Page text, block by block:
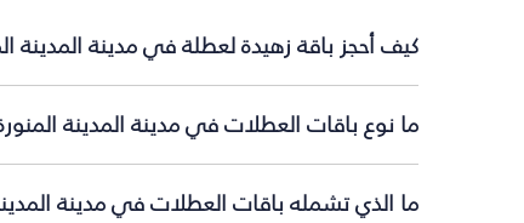
كيف أحجز باقة زهيدة لعطلة في مدينة المدينة
ما نوع باقات العطلات في مدينة المدينة
ما الذي تشمله باقات العطلات في مدينة